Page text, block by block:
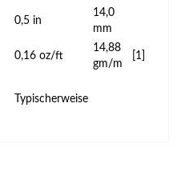
0,5 in
14,0
mm
0,16 oz/ft
14,88
gm/m
[1]
Typischerweise